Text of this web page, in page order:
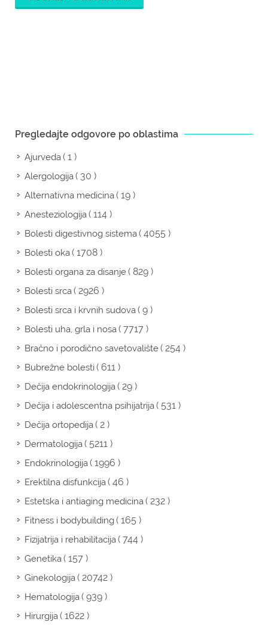
Pregledajte odgovore po oblastima
Ajurveda( 1 )
Alergologija( 30 )
Alternativna medicina( 19 )
Anesteziologija( 114 )
Bolesti digestivnog sistema( 4055 )
Bolesti oka( 1708 )
Bolesti organa za disanje( 829 )
Bolesti srca( 2926 )
Bolesti srca i krvnih sudova( 9 )
Bolesti uha, grla i nosa( 7717 )
Bračno i porodično savetovalište( 254 )
Bubrežne bolesti( 611 )
Dečija endokrinologija( 29 )
Dečija i adolescentna psihijatrija( 531 )
Dečija ortopedija( 2 )
Dermatologija( 5211 )
Endokrinologija( 1996 )
Erektilna disfunkcija( 46 )
Estetska i antiaging medicina( 232 )
Fitness i bodybuilding( 165 )
Fizijatrija i rehabilitacija( 744 )
Genetika( 157 )
Ginekologija( 20742 )
Hematologija( 939 )
Hirurgija( 1622 )